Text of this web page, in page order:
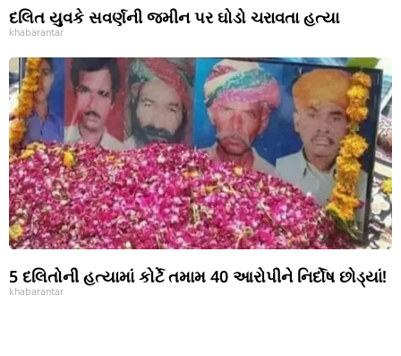
દલિત યુવકે સવર્ણની જમીન પર ઘોડો ચરાવતા હત્યા
khabarantar
5 દલિતોની હત્યામાં કોર્ટે તમામ 40 આરોપીને નિર્દોષ છોડ્યાં!
khabarantar